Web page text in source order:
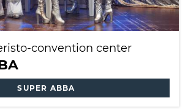
convention center
SUPER ABBA